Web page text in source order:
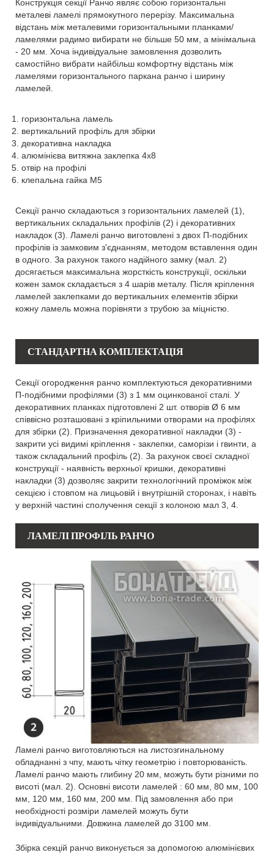
Конструкція секції Ранчо являє собою горизонтальні
металеві ламелі прямокутного перерізу. Максимальна
відстань між металевими горизонтальными планками/
ламелями радимо вибирати не більше 50 мм, а мінімальна
- 20 мм. Хоча індивідуальне замовлення дозволить
самостійно вибрати найбільш комфортну відстань між
ламелями горизонтального паркана ранчо і ширину
ламелей.
горизонтальна ламель
вертикальний профіль для збірки
декоративна накладка
алюмінієва витяжна заклепка 4х8
отвір на профілі
клепальна гайка М5
Секції ранчо складаються з горизонтальних ламелей (1),
вертикальних складальних профілів (2) і декоративних
накладок (3). Ламелі ранчо виготовлені з двох П-подібних
профілів із замковим з'єднанням, методом вставлення один
в одного. За рахунок такого надійного замку (мал. 2)
досягається максимальна жорсткість конструкції, оскільки
кожен замок складається з 4 шарів металу. Після кріплення
ламелей заклепками до вертикальних елементів збірки
кожну ламель можна порівняти з трубою за міцністю.
СТАНДАРТНА КОМПЛЕКТАЦІЯ
Секції огородження ранчо комплектуються декоративними
П-подібними профілями (3) з 1 мм оцинкованої сталі. У
декоративних планках підготовлені 2 шт. отворів Ø 6 мм
співвісно розташовані з кріпильними отворами на профілях
для збірки (2). Призначення декоративної накладки (3) -
закрити усі видимі кріплення - заклепки, саморізи і гвинти, а
також складальний профіль (2). За рахунок своєї складної
конструкції - наявність верхньої кришки, декоративні
накладки (3) дозволяє закрити технологічний проміжок між
секцією і стовпом на лицьовій і внутрішній сторонах, і навіть
у верхній частині сполучення секції з колоною мал 3, 4.
ЛАМЕЛІ ПРОФІЛЬ РАНЧО
Ламелі ранчо виготовляються на листозгинальному
обладнанні з чпу, мають чітку геометрію і повторюваність.
Ламелі ранчо мають глибину 20 мм, можуть бути різними по
висоті (мал. 2). Основні висоти ламелей : 60 мм, 80 мм, 100
мм, 120 мм, 160 мм, 200 мм. Під замовлення або при
необхідності розміри ламелей можуть бути
індивідуальними. Довжина ламелей до 3100 мм.
Збірка секцій ранчо виконується за допомогою алюмінієвих